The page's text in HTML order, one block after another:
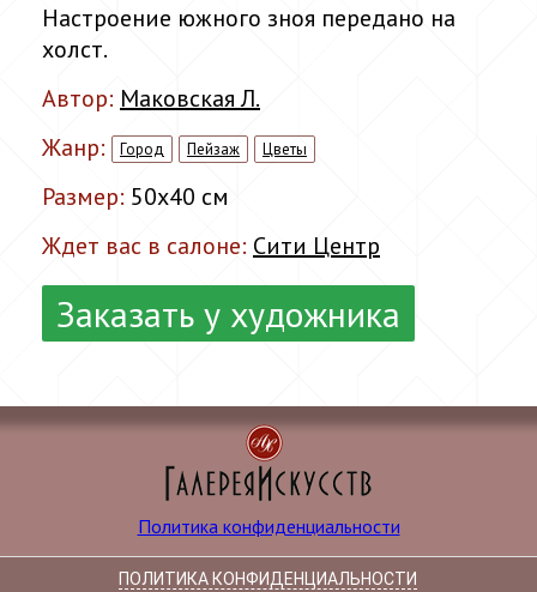
Настроение южного зноя передано на
холст.
Автор: Маковская Л.
Жанр:
Город Пейзаж Цветы
Размер: 50x40 см
Ждет вас в салоне: Сити Центр
Заказать у художника
Политика конфиденциальности
ПОЛИТИКА КОНФИДЕНЦИАЛЬНОСТИ